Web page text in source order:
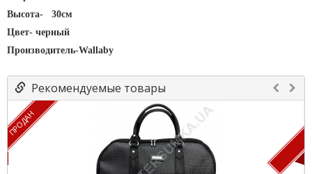
Высота-
30см
Цвет- черный
Производитель-Wallaby
Рекомендуемые товары
ПРОДАН